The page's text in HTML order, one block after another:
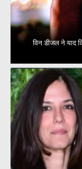
विन डीजल ने याद